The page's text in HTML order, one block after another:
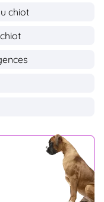
chiot